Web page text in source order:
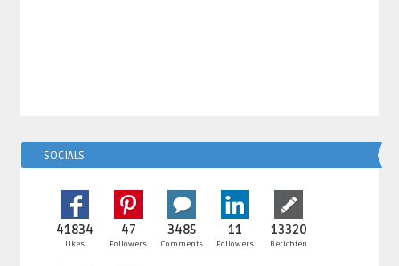
SOCIALS
41834
Likes
47
Followers
3485
Comments
11
Followers
13320
Berichten